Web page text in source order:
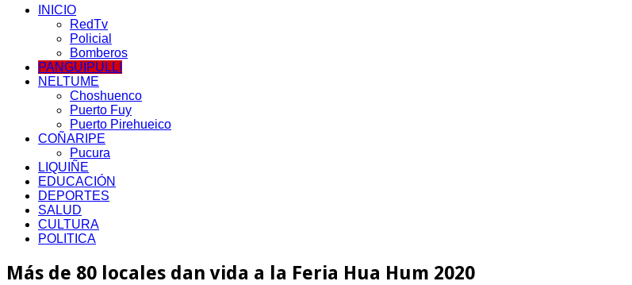
INICIO
RedTv
Policial
Bomberos
PANGUIPULLI
NELTUME
Choshuenco
Puerto Fuy
Puerto Pirehueico
COÑARIPE
Pucura
LIQUIÑE
EDUCACIÓN
DEPORTES
SALUD
CULTURA
POLITICA
Más de 80 locales dan vida a la Feria Hua Hum 2020